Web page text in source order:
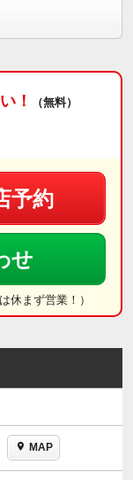
！ （無料）
予約
せ
休まず営業！）
MAP